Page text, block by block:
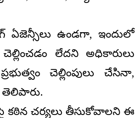
ఏజెన్సీలు ఉండగా, ఇందులో
లేదని అధికారులు
చెల్లింపులు చేసినా,
కఠిన చర్యలు తీసుకోవాలని ఈ